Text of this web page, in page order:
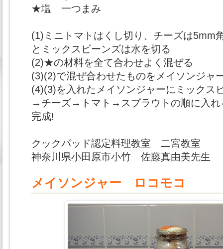
★塩 一つまみ
(1)ミニトマトはくし切り、チーズは5mm
とミックスビーンズは水を切る
(2)★の材料を全て合わせよく混ぜる
(3)(2)で混ぜ合わせたものをメイソンジャ
(4)(3)を入れたメイソンジャーにミックス
→チーズ→トマト→スプラウトの順に入れ
完成!
クックパッド認定料理教室 二宮教室
神奈川県小田原市小竹 佐藤真由美先生
メイソンジャー ロコモコ